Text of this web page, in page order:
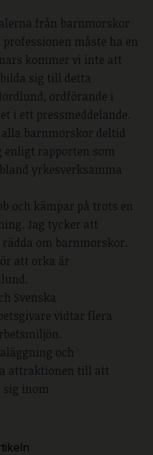
från barnmorskor
måste ha en
kommer vi inte att
sig till detta
ordförande i
i ett pressmeddelande.
barnmorskor deltid
enligt rapporten som
yrkesverksamma
och kämpar på trots en
Jag tycker att
om barnmorskor.
att orka är
Svenska
vidtar flera
och
attraktionen till att
sig inom